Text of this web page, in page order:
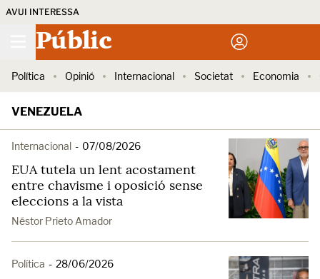
AVUI INTERESSA
Públic
Política Opinió Internacional Societat Economia
VENEZUELA
Internacional - 07/08/2026
EUA tutela un lent acostament
entre chavisme i oposició sense
eleccions a la vista
Néstor Prieto Amador
Política - 28/06/2026